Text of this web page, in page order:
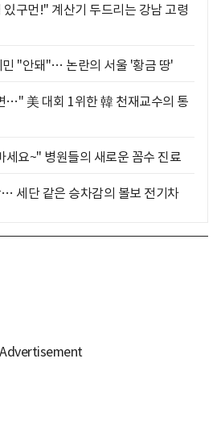
구먼!" 계산기 두드리는 강남 고령
민 "안돼"… 논란의 서울 '황금 땅'
…" 美 대회 1위한 韓 천재교수의 통
세요~" 병원들의 새로운 꼼수 진료
세단 같은 승차감의 볼보 전기차